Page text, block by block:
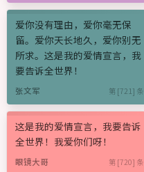
爱你没有理由，爱你毫无保
留。爱你天长地久，爱你别无
所求。这是我的爱情宣言，我
要告诉全世界！
张文军 第 [721] 条
这是我的爱情宣言，我要告诉
全世界！我爱你们呀！
眼镜大哥 第 [720] 条